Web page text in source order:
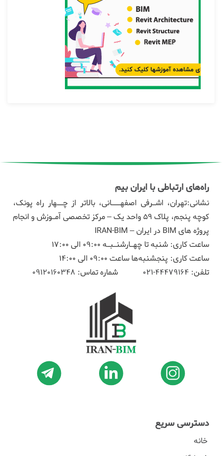
راه‌های ارتباطی با ایران بیم
نشانی:تهران، اشـرفی اصفهـــانی، بالاتر از چــهار راه پونک،
کوچه پنجم، پلاک ۵۹ واحد یک – مرکز تخصصی آمـوزش و انجام
پروژه های BIM در ایران – IRAN-BIM
ساعت کاری: شنبه تا چهـارشنـبـه 09:00 الی 17:00
ساعت کاری: پنجشنبه‌ها ساعت 09:00 الی 14:00
تلفن: 44479164-021 شماره تماس: 09120160348
دسترسی سریع
خانه